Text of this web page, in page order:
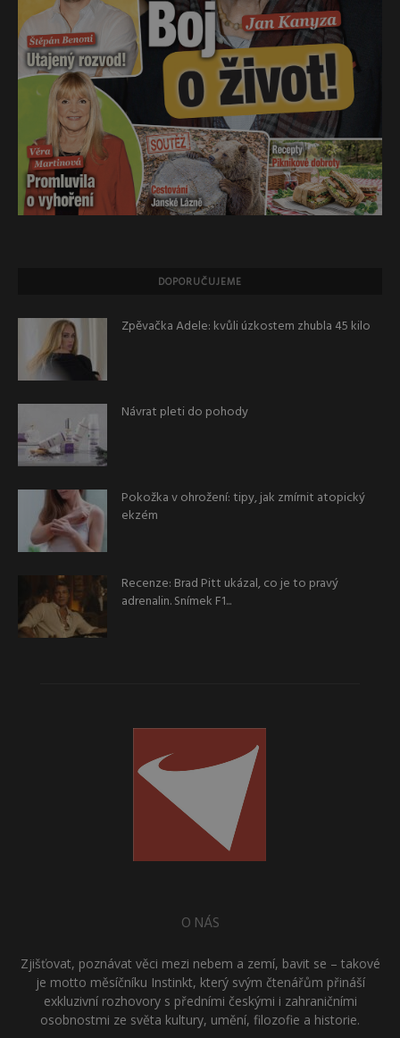
DOPORUČUJEME
Zpěvačka Adele: kvůli úzkostem zhubla 45 kilo
Návrat pleti do pohody
Pokožka v ohrožení: tipy, jak zmírnit atopický
ekzém
Recenze: Brad Pitt ukázal, co je to pravý
adrenalin. Snímek F1...
O NÁS
Zjišťovat, poznávat věci mezi nebem a zemí, bavit se – takové
je motto měsíčníku Instinkt, který svým čtenářům přináší
exkluzivní rozhovory s předními českými i zahraničními
osobnostmi ze světa kultury, umění, filozofie a historie.